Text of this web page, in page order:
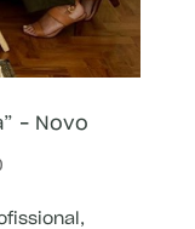
– Novo